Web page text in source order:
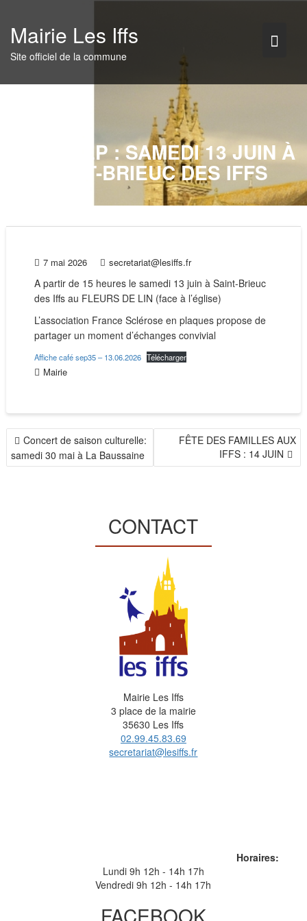
content
Mairie Les Iffs
Site officiel de la commune
CAFÉ SEP : SAMEDI 13 JUIN À
SAINT-BRIEUC DES IFFS
7 mai 2026 secretariat@lesiffs.fr
A partir de 15 heures le samedi 13 juin à Saint-Brieuc
des Iffs au FLEURS DE LIN (face à l’église)
L’association France Sclérose en plaques propose de
partager un moment d’échanges convivial
Affiche café sep35 – 13.06.2026 Télécharger
Mairie
NAVIGATION
DE
Concert de saison culturelle:
samedi 30 mai à La Baussaine
FÊTE DES FAMILLES AUX
IFFS : 14 JUIN
CONTACT
Mairie Les Iffs
3 place de la mairie
35630 Les Iffs
02.99.45.83.69
secretariat@lesiffs.fr
Horaires:
Lundi 9h 12h - 14h 17h
Vendredi 9h 12h - 14h 17h